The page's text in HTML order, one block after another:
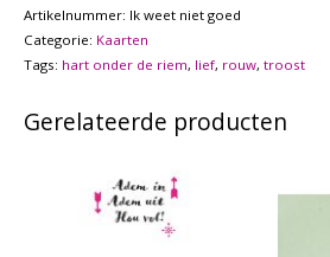
goed
aantal
Artikelnummer: Ik weet niet goed
Categorie: Kaarten
Tags: hart onder de riem, lief, rouw, troost
Gerelateerde producten